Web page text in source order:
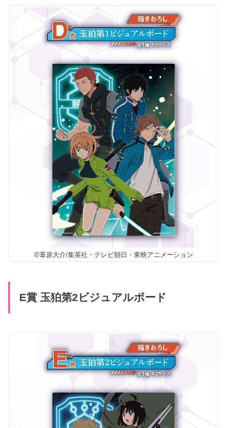
©葦原大介/集英社・テレビ朝日・東映アニメーション
E賞 玉狛第2ビジュアルボード